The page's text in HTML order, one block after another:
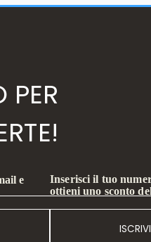
PER
e
Inserisci il tuo
ottieni uno sconto